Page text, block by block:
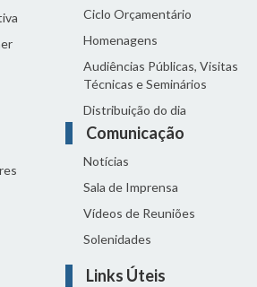
Ciclo Orçamentário
Homenagens
Audiências Públicas, Visitas
Técnicas e Seminários
Distribuição do dia
Comunicação
Notícias
Sala de Imprensa
Vídeos de Reuniões
Solenidades
Links Úteis